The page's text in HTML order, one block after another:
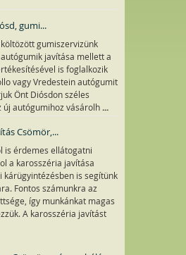
gumi...
gumiszervizünk
javítása mellett a
is foglalkozik
vagy Vredestein autógumit
Önt Diósdon széles
új autógumihoz vásárolh...
Csömör,...
is érdemes ellátogatni
a karosszéria javítása
kárügyintézésben is segítünk
Fontos számunkra az
így munkánkat magas
A karosszéria javítást